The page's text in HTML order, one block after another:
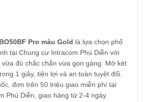
Pro màu Gold là lựa chọn phổ
tại Chung cư Intracom Phú Diễn với
đủ chắc chắn vừa gọn gàng. Mở két
1 giây, tiện lợi và an toàn tuyệt đối.
đơn trên 50 triệu giao miễn phí tại
Phú Diễn, giao hàng từ 2-4 ngày.